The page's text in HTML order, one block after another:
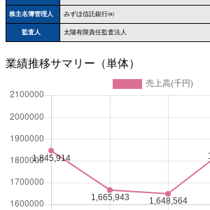
株主名簿管理人 みずほ信託銀行㈱
監査人 太陽有限責任監査法人
業績推移サマリー（単体）